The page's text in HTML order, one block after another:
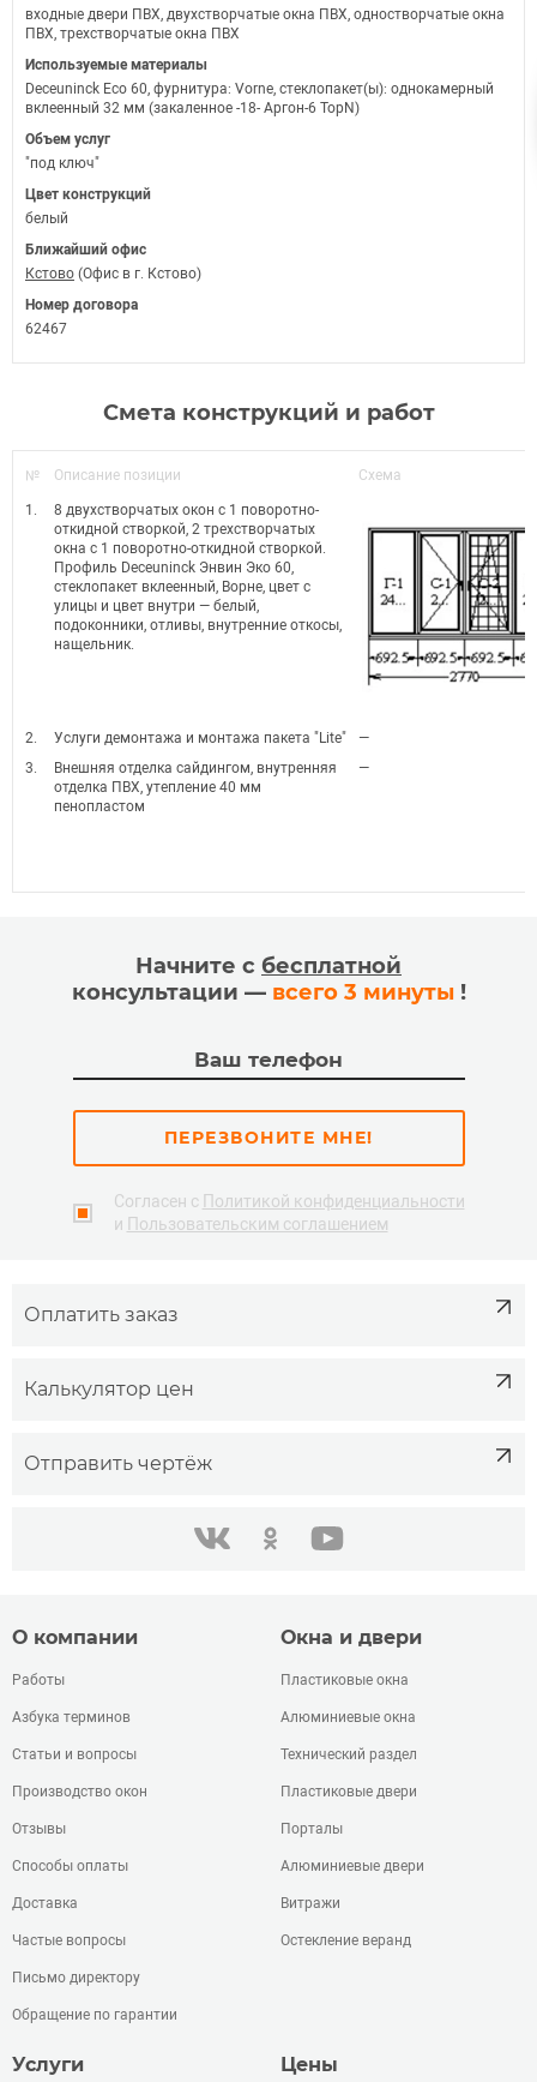
входные двери ПВХ, двухстворчатые окна ПВХ, одностворчатые окна
ПВХ, трехстворчатые окна ПВХ
Используемые материалы
Deceuninck Eco 60, фурнитура: Vorne, стеклопакет(ы): однокамерный
вклеенный 32 мм (закаленное -18- Аргон-6 ТорN)
Объем услуг
"под ключ"
Цвет конструкций
белый
Ближайший офис
Кстово (Офис в г. Кстово)
Номер договора
62467
Смета конструкций и работ
№ Описание позиции Схема
1.
8 двухстворчатых окон с 1 поворотно-
откидной створкой, 2 трехстворчатых
окна с 1 поворотно-откидной створкой.
Профиль Deceuninck Энвин Эко 60,
стеклопакет вклеенный, Ворне, цвет с
улицы и цвет внутри — белый,
подоконники, отливы, внутренние откосы,
нащельник.
2. Услуги демонтажа и монтажа пакета "Lite"
—
3.
Внешняя отделка сайдингом, внутренняя
отделка ПВХ, утепление 40 мм
пенопластом
—
Начните с бесплатной
консультации — всего 3 минуты!
ПЕРЕЗВОНИТЕ МНЕ!
Согласен с Политикой конфиденциальности
и Пользовательским соглашением
Оплатить заказ
Калькулятор цен
Отправить чертёж
в контакте одноклассники youtube
О компании
Работы
Азбука терминов
Статьи и вопросы
Производство окон
Отзывы
Способы оплаты
Доставка
Частые вопросы
Письмо директору
Обращение по гарантии
Окна и двери
Пластиковые окна
Алюминиевые окна
Технический раздел
Пластиковые двери
Порталы
Алюминиевые двери
Витражи
Остекление веранд
Услуги Цены